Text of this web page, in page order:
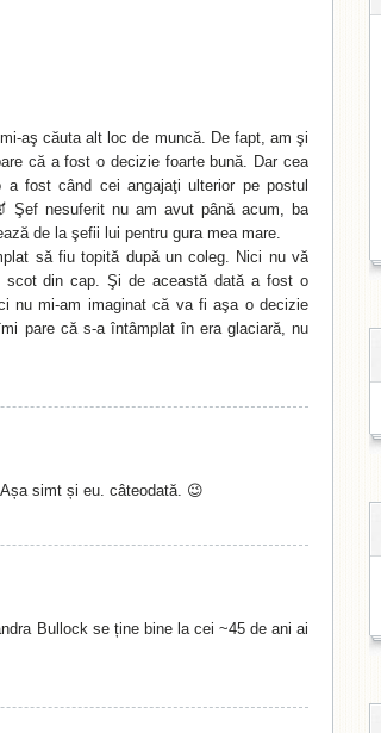
aş căuta alt loc de muncă. De fapt, am şi
că a fost o decizie foarte bună. Dar cea
fost când cei angajaţi ulterior pe postul
Şef nesuferit nu am avut până acum, ba
de la şefii lui pentru gura mea mare.
să fiu topită după un coleg. Nici nu vă
din cap. Şi de această dată a fost o
nu mi-am imaginat că va fi aşa o decizie
pare că s-a întâmplat în era glaciară, nu
simt și eu. câteodată. 😉
Bullock se ține bine la cei ~45 de ani ai